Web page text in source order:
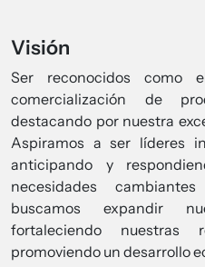
Visión
Ser reconocidos como
comercialización de
destacando por nuestra
Aspiramos a ser líderes
anticipando y
necesidades
buscamos expandir
fortaleciendo nuestras
promoviendo un desarrollo